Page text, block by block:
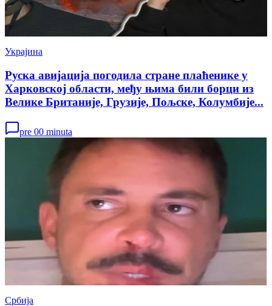
Украјина
Руска авијација погодила стране плаћенике у
Харковској области, међу њима били борци из
Велике Британије, Грузије, Пољске, Колумбије...
pre 00 minuta
Србија